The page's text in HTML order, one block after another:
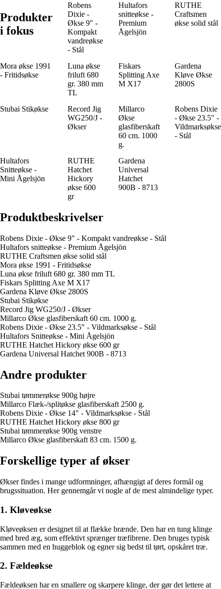
Produkter
i fokus
Robens
Dixie -
Økse 9" -
Kompakt
vandreøkse
- Stål
Hultafors
snitteøkse -
Premium
Ågelsjön
RUTHE
Craftsmen
økse solid stål
Mora økse 1991
- Fritidsøkse
Luna økse
friluft 680
gr. 380 mm
TL
Fiskars
Splitting Axe
M X17
Gardena
Kløve Økse
2800S
Stubai Stikøkse
Record Jig
WG250/J -
Økser
Millarco
Økse
glasfiberskaft
60 cm. 1000
g.
Robens Dixie
- Økse 23.5" -
Vildmarksøkse
- Stål
Hultafors
Snitteøkse -
Mini Ågelsjön
RUTHE
Hatchet
Hickory
økse 600
gr
Gardena
Universal
Hatchet
900B - 8713
Produktbeskrivelser
Robens Dixie - Økse 9" - Kompakt vandreøkse - Stål
Hultafors snitteøkse - Premium Ågelsjön
RUTHE Craftsmen økse solid stål
Mora økse 1991 - Fritidsøkse
Luna økse friluft 680 gr. 380 mm TL
Fiskars Splitting Axe M X17
Gardena Kløve Økse 2800S
Stubai Stikøkse
Record Jig WG250/J - Økser
Millarco Økse glasfiberskaft 60 cm. 1000 g.
Robens Dixie - Økse 23.5" - Vildmarksøkse - Stål
Hultafors Snitteøkse - Mini Ågelsjön
RUTHE Hatchet Hickory økse 600 gr
Gardena Universal Hatchet 900B - 8713
Andre produkter
Stubai tømmerøkse 900g højre
Millarco Flæk-/splitøkse glasfiberskaft 2500 g.
Robens Dixie - Økse 14" - Vildmarksøkse - Stål
RUTHE Hatchet Hickory økse 800 gr
Stubai tømmerøkse 900g venstre
Millarco Økse glasfiberskaft 83 cm. 1500 g.
Forskellige typer af økser
Økser findes i mange udformninger, afhængigt af deres formål og
brugssituation. Her gennemgår vi nogle af de mest almindelige typer.
1. Kløveøkse
Kløveøksen er designet til at flække brænde. Den har en tung klinge
med bred æg, som effektivt sprænger træfibrene. Den bruges typisk
sammen med en huggeblok og egner sig bedst til tørt, opskåret træ.
2. Fældeøkse
Fældeøksen har en smallere og skarpere klinge, der gør det lettere at